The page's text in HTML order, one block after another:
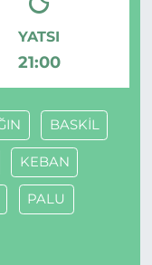
YATSI
21:00
BASKİL
KEBAN
PALU